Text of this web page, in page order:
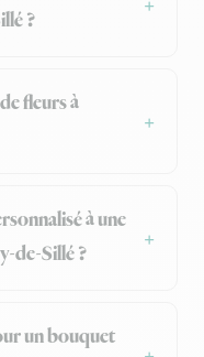
?
fleurs à
à une
de-Sillé ?
un bouquet